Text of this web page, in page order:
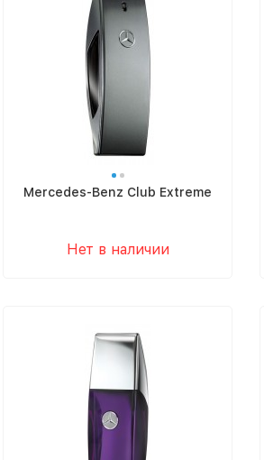
Mercedes-Benz Club Extreme
Нет в наличии